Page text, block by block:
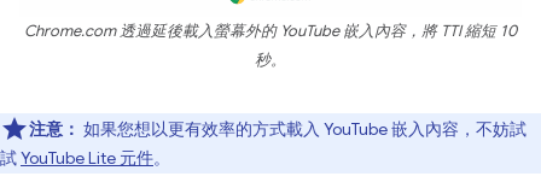
Chrome.com 透過延後載入螢幕外的 YouTube 嵌入內容，將 TTI 縮短 10
秒。
注意： 如果您想以更有效率的方式載入 YouTube 嵌入內容，不妨試
試YouTube Lite 元件。